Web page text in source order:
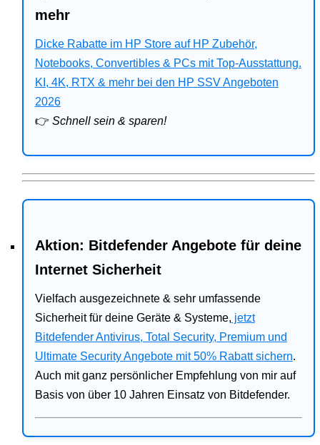
Business
Angebote
Bitdefender
Ratgeber
mehr
Dicke Rabatte im HP Store auf HP Zubehör,
Notebooks, Convertibles & PCs mit Top-Ausstattung.
KI, 4K, RTX & mehr bei den HP SSV Angeboten
2026
👉 Schnell sein & sparen!
Aktion: Bitdefender Angebote für deine
Internet Sicherheit
Vielfach ausgezeichnete & sehr umfassende
Sicherheit für deine Geräte & Systeme, jetzt
Bitdefender Antivirus, Total Security, Premium und
Ultimate Security Angebote mit 50% Rabatt sichern.
Auch mit ganz persönlicher Empfehlung von mir auf
Basis von über 10 Jahren Einsatz von Bitdefender.